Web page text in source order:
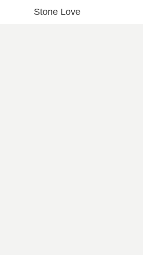
Stone Love